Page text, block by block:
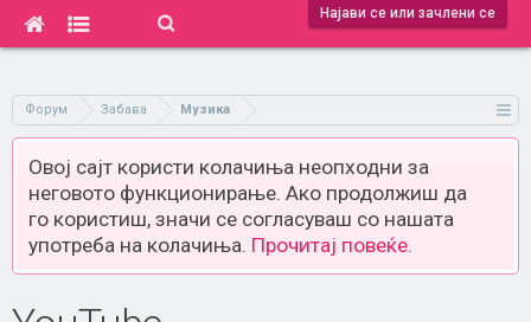
Најави се или зачлени се
Форум Забава Музика
Овој сајт користи колачиња неопходни за
неговото функционирање. Ако продолжиш да
го користиш, значи се согласуваш со нашата
употреба на колачиња. Прочитај повеќе.